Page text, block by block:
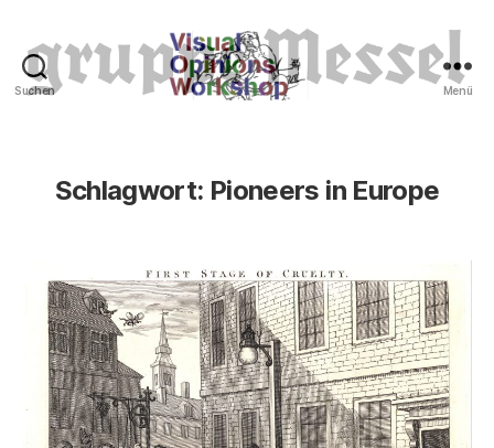
Suchen Menü
Schlagwort: Pioneers in Europe